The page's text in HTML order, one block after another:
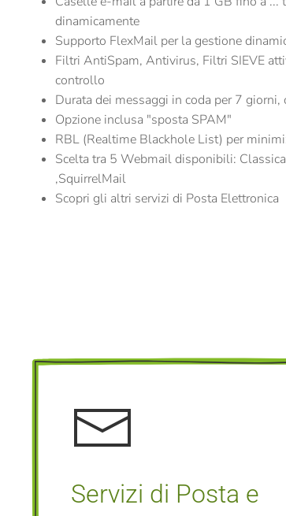
dinamicamente
Supporto FlexMail per la gestione
Filtri AntiSpam, Antivirus, Filtri SIEVE
controllo
Durata dei messaggi in coda per 7 giorni,
Opzione inclusa "sposta SPAM"
RBL (Realtime Blackhole List) per
Scelta tra 5 Webmail disponibili:
,SquirrelMail
Scopri gli altri servizi di Posta Elettronica
Servizi di Posta e